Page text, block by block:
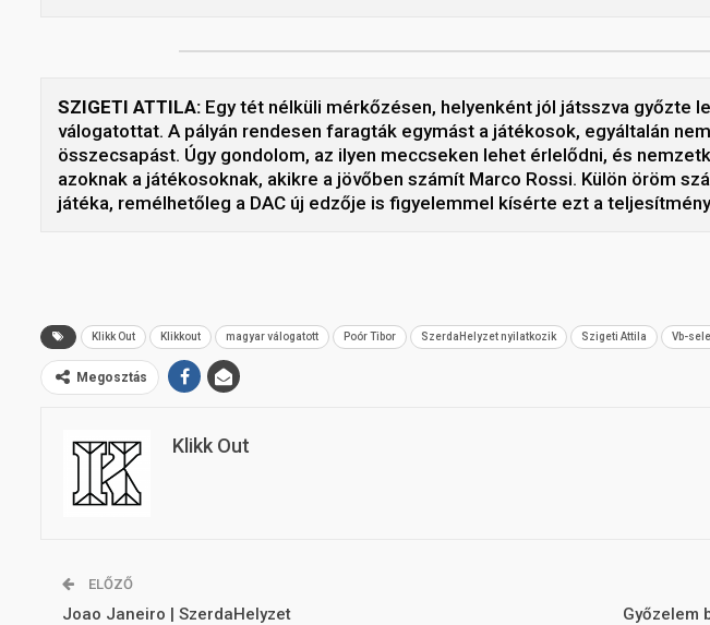
SZIGETI ATTILA: Egy tét nélküli mérkőzésen, helyenként jól játsszva győzte
válogatottat. A pályán rendesen faragták egymást a játékosok, egyáltalán
összecsapást. Úgy gondolom, az ilyen meccseken lehet érlelődni, és
azoknak a játékosoknak, akikre a jövőben számít Marco Rossi. Külön öröm
játéka, remélhetőleg a DAC új edzője is figyelemmel kísérte ezt a
Klikk Out Klikkout magyar válogatott Poór Tibor SzerdaHelyzet nyilatkozik Szigeti Attila Vb-
Megosztás
Klikk Out
ELŐZŐ
Joao Janeiro | SzerdaHelyzet
Győzelem